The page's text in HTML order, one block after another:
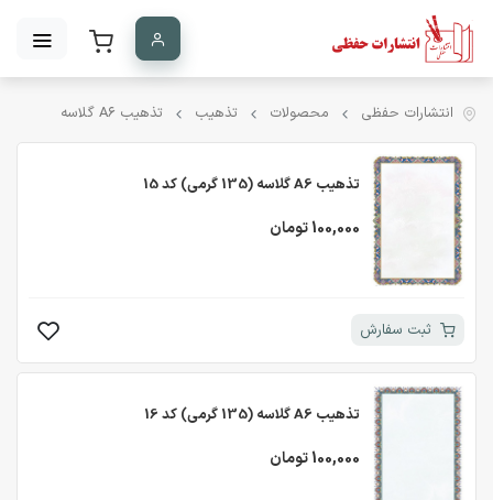
انتشارات حفظی محصولات تذهیب تذهیب A۶ گلاسه
تذهیب A6 گلاسه (135 گرمی) کد 15
100,000 تومان
ثبت سفارش
تذهیب A6 گلاسه (135 گرمی) کد 16
100,000 تومان